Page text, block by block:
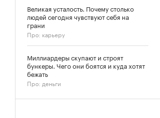
Великая усталость. Почему столько
людей сегодня чувствуют себя на
грани
Про: карьеру
Миллиардеры скупают и строят
бункеры. Чего они боятся и куда хотят
бежать
Про: деньги